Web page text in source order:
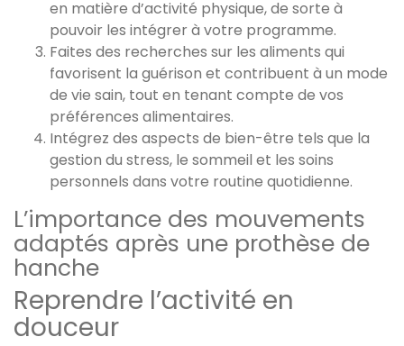
en matière d’activité physique, de sorte à
pouvoir les intégrer à votre programme.
Faites des recherches sur les aliments qui
favorisent la guérison et contribuent à un mode
de vie sain, tout en tenant compte de vos
préférences alimentaires.
Intégrez des aspects de bien-être tels que la
gestion du stress, le sommeil et les soins
personnels dans votre routine quotidienne.
L’importance des mouvements
adaptés après une prothèse de
hanche
Reprendre l’activité en
douceur